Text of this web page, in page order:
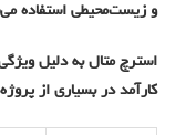
و زیست‌محیطی استفاده
استرچ متال به دلیل
کارآمد در بسیاری از